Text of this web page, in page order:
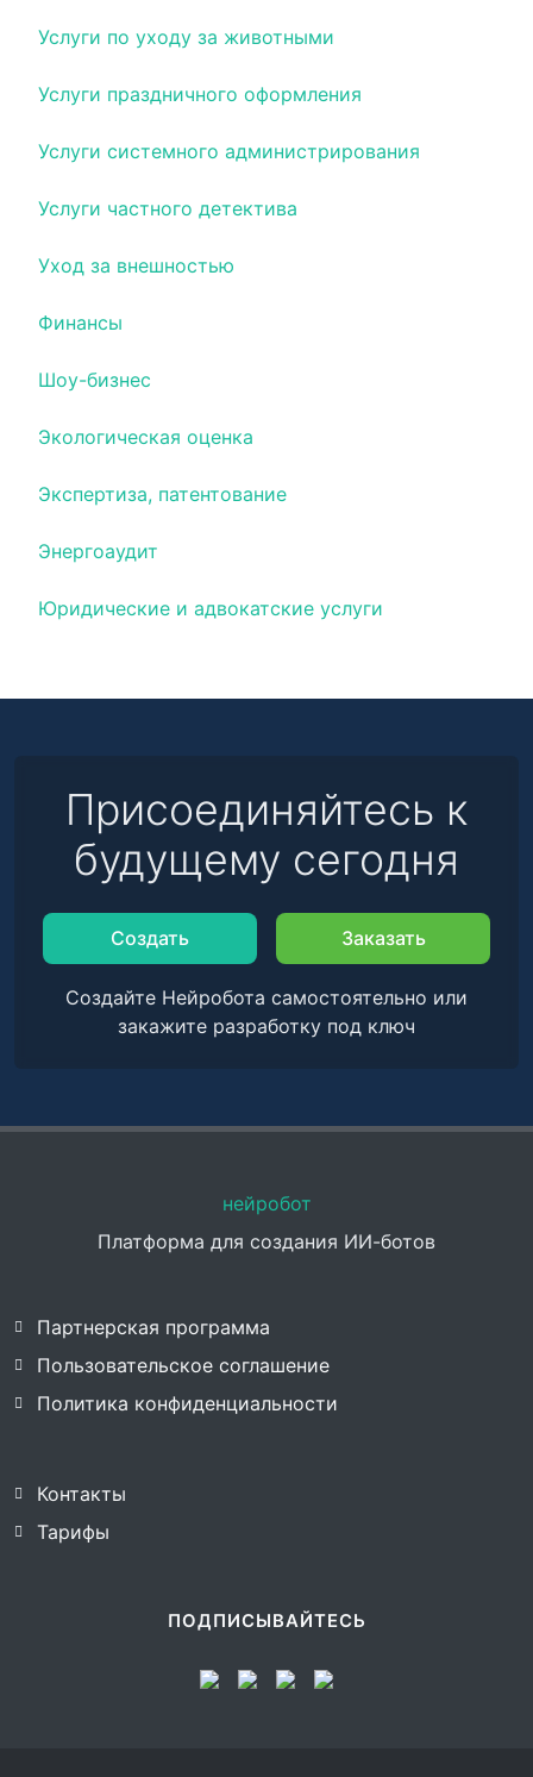
Услуги по уходу за животными
Услуги праздничного оформления
Услуги системного администрирования
Услуги частного детектива
Уход за внешностью
Финансы
Шоу-бизнес
Экологическая оценка
Экспертиза, патентование
Энергоаудит
Юридические и адвокатские услуги
Присоединяйтесь к
будущему сегодня
Создать Заказать
Создайте Нейробота самостоятельно или
закажите разработку под ключ
нейробот
Платформа для создания ИИ-ботов
Партнерская программа
Пользовательское соглашение
Политика конфиденциальности
Контакты
Тарифы
ПОДПИСЫВАЙТЕСЬ